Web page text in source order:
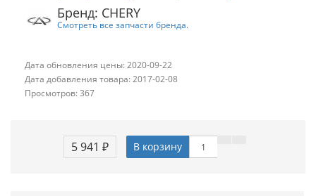
Бренд: CHERY
Смотреть все запчасти бренда.
Дата обновления цены: 2020-09-22
Дата добавления товара: 2017-02-08
Просмотров: 367
5 941 ₽ В корзину